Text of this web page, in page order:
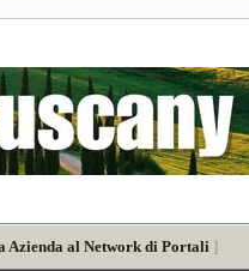
Azienda al Network di Portali ]